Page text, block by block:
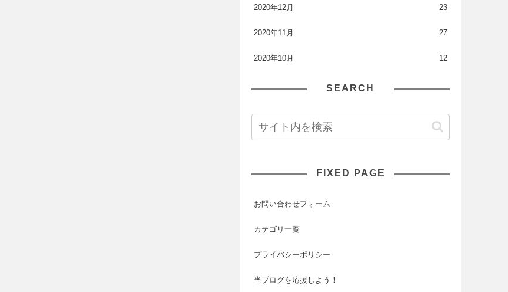
2020年12月 23
2020年11月 27
2020年10月 12
SEARCH
FIXED PAGE
お問い合わせフォーム
カテゴリ一覧
プライバシーポリシー
当ブログを応援しよう！